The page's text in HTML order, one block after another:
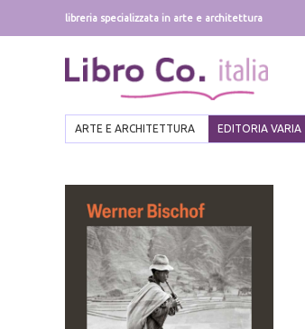
libreria specializzata in arte e architettura
ARTE E ARCHITETTURA EDITORIA VARIA